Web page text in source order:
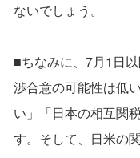
ないでしょう。
■ちなみに、7月1日
渉合意の可能性は低
い」「日本の相互関
す。そして、日米の